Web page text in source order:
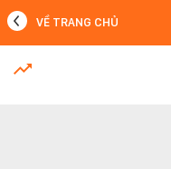
MỚI NHẤT
VỀ TRANG CHỦ